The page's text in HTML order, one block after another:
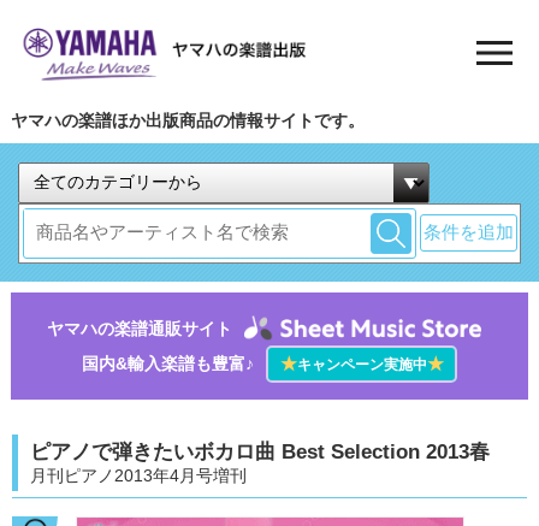
ヤマハの楽譜ほか出版商品の情報サイトです。
条件を追加
ヤマハの楽譜通販サイト
国内&輸入楽譜も豊富♪
★キャンペーン実施中★
ピアノで弾きたいボカロ曲 Best Selection 2013春
月刊ピアノ2013年4月号増刊